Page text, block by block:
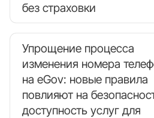
без страховки
Упрощение процесса
изменения номера
на eGov: новые правила
повлияют на
доступность услуг для